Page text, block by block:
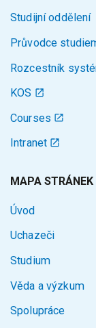
Studijní oddělení
Průvodce
Rozcestník
KOS
Courses
Intranet
MAPA STRÁNEK
Úvod
Uchazeči
Studium
Věda a výzkum
Spolupráce